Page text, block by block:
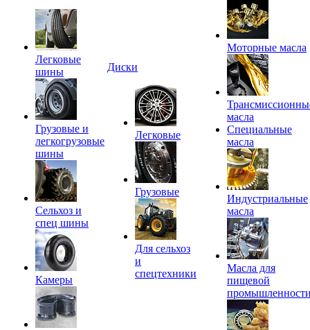
Легковые
шины
Грузовые и
легкогрузовые
шины
Сельхоз и
спец шины
Камеры
Диски
Легковые
Грузовые
Для сельхоз
и
спецтехники
Моторные масла
масла
Специальные
масла
Индустриальные
масла
Масла для
пищевой